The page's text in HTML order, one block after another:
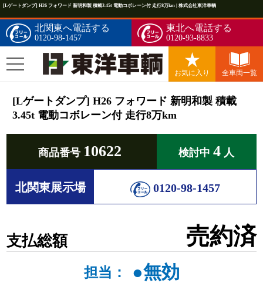
[Lゲートダンプ] H26 フォワード 新明和製 積載3.45t 電動コボレーン付 走行8万km | 株式会社東洋車輌
北関東へ電話する
0120-98-1457
東北へ電話する
0120-93-8833
お気に入り 全車両一覧
[Lゲートダンプ] H26 フォワード 新明和製 積載
3.45t 電動コボレーン付 走行8万km
商品番号 10622 検討中 4 人
北関東展示場 0120-98-1457
支払総額 売約済
担当： ●無効